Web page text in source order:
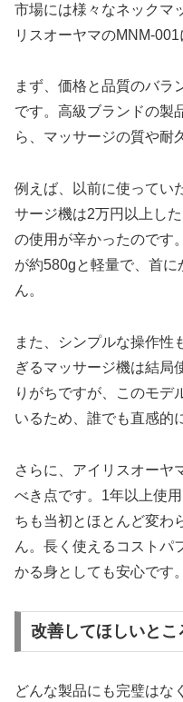
市場には様々なネックマ
リスオーヤマのMNM-
まず、価格と品質のバラ
です。高級ブランドの製
ら、マッサージの質や耐
例えば、以前に使ってい
サージ機は2万円以上し
の使用が辛かったのです
が約580gと軽量で、首
ん。
また、シンプルな操作性
ぎるマッサージ機は結局
りがちですが、このモデ
いるため、誰でも直感的
さらに、アイリスオーヤ
べき点です。1年以上使
ちも当初とほとんど変わ
ん。長く使えるコストパ
かる身としても安心です。
改善してほしいとこ
どんな製品にも完璧はな